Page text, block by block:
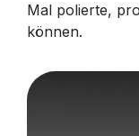
Mal polierte,
können.